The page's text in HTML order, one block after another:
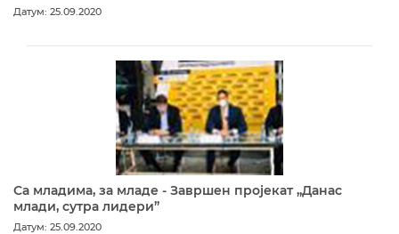
Датум: 25.09.2020
Са младима, за младе - Завршен пројекат „Данас
млади, сутра лидери”
Датум: 25.09.2020